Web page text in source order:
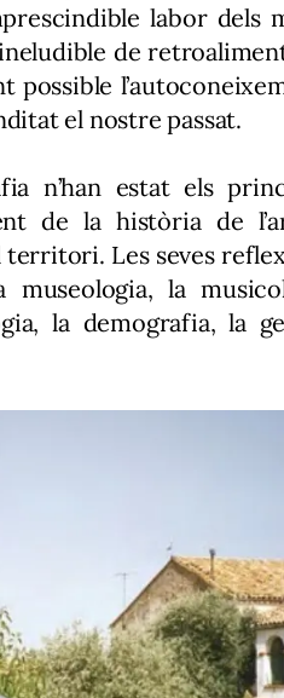
labor dels
de
possible
el nostre passat.
n’han estat els
de la història de
Les seves
la
la demografia, la